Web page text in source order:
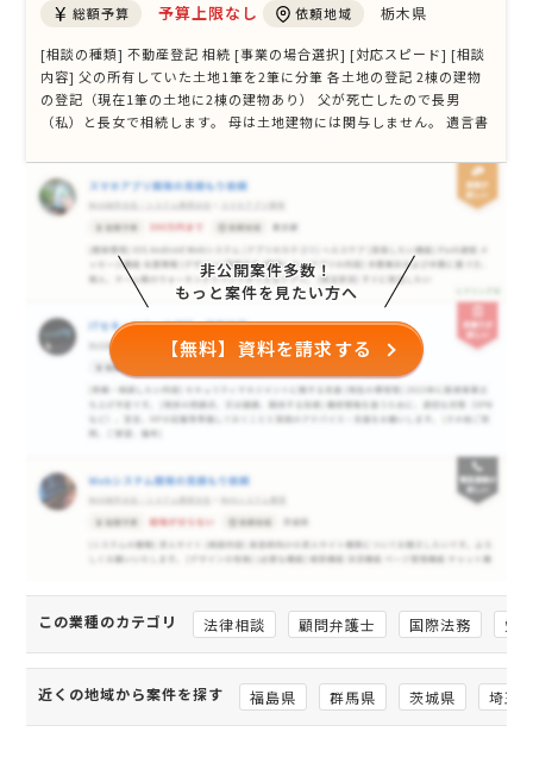
総額予算 予算上限なし 依頼地域 栃木県
[相談の種類] 不動産登記 相続 [事業の場合選択] [対応スピード] [相談
内容] 父の所有していた土地1筆を2筆に分筆 各土地の登記 2棟の建物
の登記（現在1筆の土地に2棟の建物あり） 父が死亡したので長男
（私）と長女で相続します。 母は土地建物には関与しません。 遺言書
遺産分割協議書の作成も依頼させて頂きたいです。 [ご希望・ご要望]
非公開案件多数！
もっと案件を見たい方へ
【無料】資料を請求する
この業種のカテゴリ 法律相談 顧問弁護士 国際法務 労
近くの地域から案件を探す 福島県 群馬県 茨城県 埼玉